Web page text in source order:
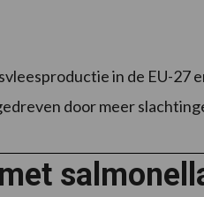
in de EU-
door meer